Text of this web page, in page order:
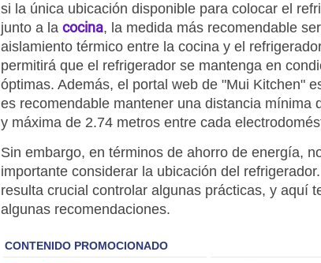
si la única ubicación disponible para colocar el
junto a la cocina, la medida más recomendable
aislamiento térmico entre la cocina y el
permitirá que el refrigerador se mantenga en
óptimas. Además, el portal web de "Mui Kitchen"
es recomendable mantener una distancia mínima
y máxima de 2.74 metros entre cada
Sin embargo, en términos de ahorro de energía,
importante considerar la ubicación del
resulta crucial controlar algunas prácticas, y aquí
algunas recomendaciones.